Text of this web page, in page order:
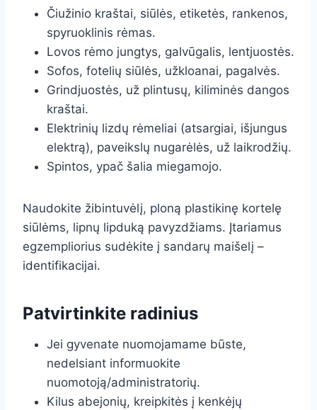
Čiužinio kraštai, siūlės, etiketės, rankenos,
spyruoklinis rėmas.
Lovos rėmo jungtys, galvūgalis, lentjuostės.
Sofos, fotelių siūlės, užkloanai, pagalvės.
Grindjuostės, už plintusų, kiliminės dangos
kraštai.
Elektrinių lizdų rėmeliai (atsargiai, išjungus
elektrą), paveikslų nugarėlės, už laikrodžių.
Spintos, ypač šalia miegamojo.
Naudokite žibintuvėlį, ploną plastikinę kortelę
siūlėms, lipnų lipduką pavyzdžiams. Įtariamus
egzempliorius sudėkite į sandarų maišelį –
identifikacijai.
Patvirtinkite radinius
Jei gyvenate nuomojamame būste,
nedelsiant informuokite
nuomotoją/administratorių.
Kilus abejonių, kreipkitės į kenkėjų